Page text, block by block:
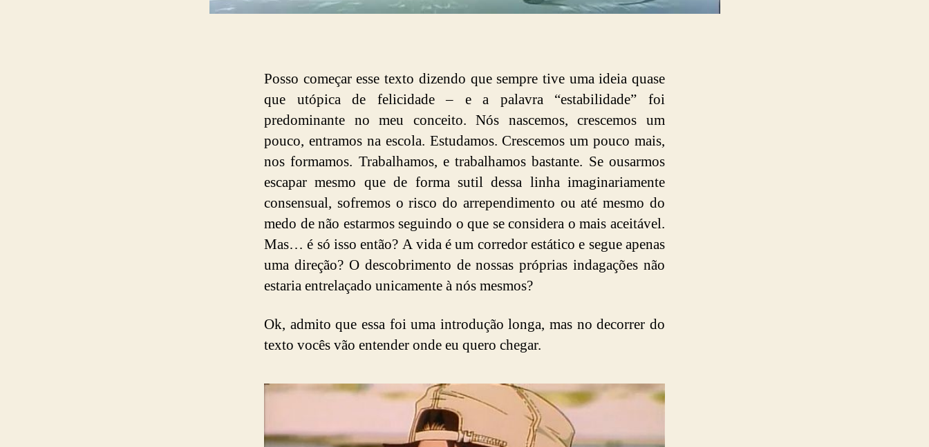
Posso começar esse texto dizendo que sempre tive uma ideia quase
que utópica de felicidade – e a palavra “estabilidade” foi
predominante no meu conceito. Nós nascemos, crescemos um
pouco, entramos na escola. Estudamos. Crescemos um pouco mais,
nos formamos. Trabalhamos, e trabalhamos bastante. Se ousarmos
escapar mesmo que de forma sutil dessa linha imaginariamente
consensual, sofremos o risco do arrependimento ou até mesmo do
medo de não estarmos seguindo o que se considera o mais aceitável.
Mas… é só isso então? A vida é um corredor estático e segue apenas
uma direção? O descobrimento de nossas próprias indagações não
estaria entrelaçado unicamente à nós mesmos?
Ok, admito que essa foi uma introdução longa, mas no decorrer do
texto vocês vão entender onde eu quero chegar.